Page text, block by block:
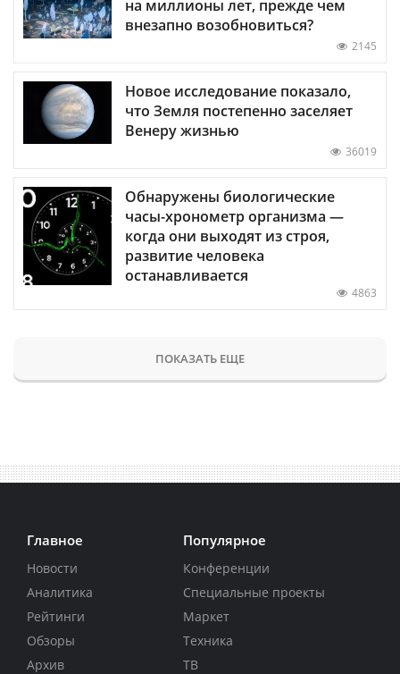
на миллионы лет, прежде чем
внезапно возобновиться?
2145
Новое исследование показало,
что Земля постепенно заселяет
Венеру жизнью
36019
Обнаружены биологические
часы-хронометр организма —
когда они выходят из строя,
развитие человека
останавливается
4863
ПОКАЗАТЬ ЕЩЕ
Главное
Новости
Аналитика
Рейтинги
Обзоры
Архив
Популярное
Конференции
Специальные проекты
Маркет
Техника
ТВ